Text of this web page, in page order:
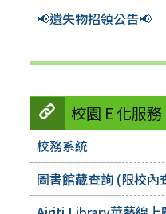
📢遺失物招領公告📢
校園 E 化服務
校務系統
圖書館藏查詢 (限校內